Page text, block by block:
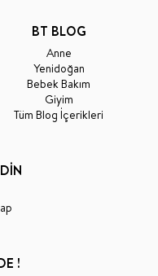
BT BLOG
Anne
Yenidoğan
Bebek Bakım
Giyim
Tüm Blog İçerikleri
!